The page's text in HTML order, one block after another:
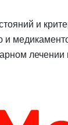
и
лечении